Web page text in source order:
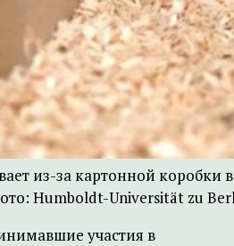
из-за картонной коробки
Humboldt-Universität zu
участия в